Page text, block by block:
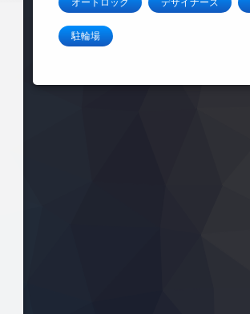
オートロック デザイナーズ
駐輪場